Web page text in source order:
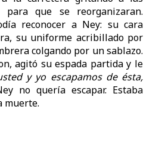
para que se reorganizaran.
reconocer a Ney: su cara
su uniforme acribillado por
colgando por un sablazo.
agitó su espada partida y le
y yo escapamos de ésta,
no quería escapar. Estaba
muerte.